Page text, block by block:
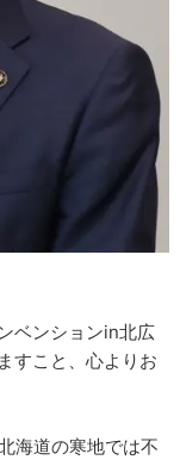
ベンションin北広
すこと、心よりお
海道の寒地では不